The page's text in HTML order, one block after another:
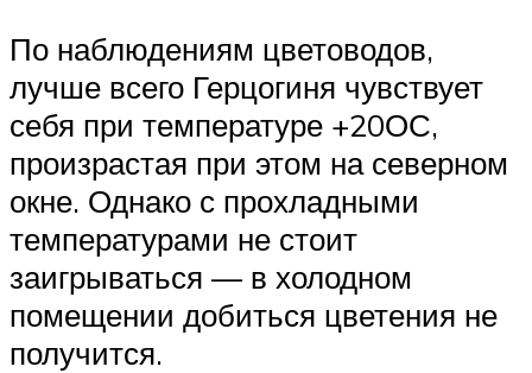
По наблюдениям цветоводов,
лучше всего Герцогиня чувствует
себя при температуре +20ОС,
произрастая при этом на северном
окне. Однако с прохладными
температурами не стоит
заигрываться — в холодном
помещении добиться цветения не
получится.